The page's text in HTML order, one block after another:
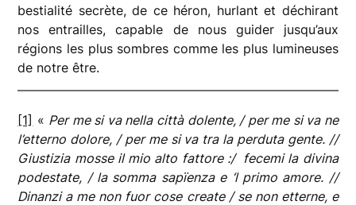
bestialité secrète, de ce héron, hurlant et déchirant
nos entrailles, capable de nous guider jusqu’aux
régions les plus sombres comme les plus lumineuses
de notre être.
[1] « Per me si va nella città dolente, / per me si va ne
l’etterno dolore, / per me si va tra la perduta gente. //
Giustizia mosse il mio alto fattore :/ fecemi la divina
podestate, / la somma sapïenza e ‘l primo amore. //
Dinanzi a me non fuor cose create / se non etterne, e